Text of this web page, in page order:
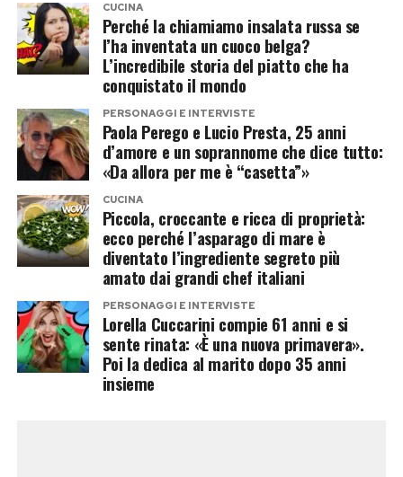
Non a caso, le immagini del Pride hanno
generato reazioni opposte. Per alcuni si tratta di
una forma di satira politica. Per altri, invece, il
ricorso a simboli così forti rappresenta
un’escalation che rischia di alimentare
ulteriormente un clima già estremamente teso.
Sui social la polemica si ritorce
contro il braccio destro di Musk
Le parole di Stroppa, però, non hanno affatto
spento la discussione. Anzi. Molti utenti hanno
ricordato come lo stesso referente italiano di
Musk fosse già finito al centro di controversie
per alcune sue prese di posizione in difesa
CUCINA
Perché la chiamiamo insalata russa se
l’ha inventata un cuoco belga?
L’incredibile storia del piatto che ha
conquistato il mondo
PERSONAGGI E INTERVISTE
Paola Perego e Lucio Presta, 25 anni
d’amore e un soprannome che dice tutto:
«Da allora per me è “casetta”»
CUCINA
Piccola, croccante e ricca di proprietà:
ecco perché l’asparago di mare è
diventato l’ingrediente segreto più
amato dai grandi chef italiani
PERSONAGGI E INTERVISTE
Lorella Cuccarini compie 61 anni e si
sente rinata: «È una nuova primavera».
Poi la dedica al marito dopo 35 anni
insieme